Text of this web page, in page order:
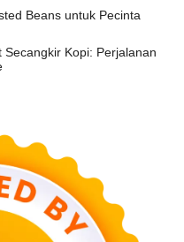
Beans untuk Pecinta
Kopi: Perjalanan